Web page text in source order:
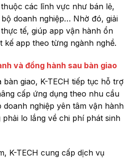
các lĩnh vực như bán lẻ,
doanh nghiệp… Nhờ đó, giải
tế, giúp app vận hành ổn
kế app theo từng ngành nghề.
và đồng hành sau bàn giao
giao, K-TECH tiếp tục hỗ trợ
cấp ứng dụng theo nhu cầu
nghiệp yên tâm vận hành
lo lắng về chi phí phát sinh
K-TECH cung cấp dịch vụ